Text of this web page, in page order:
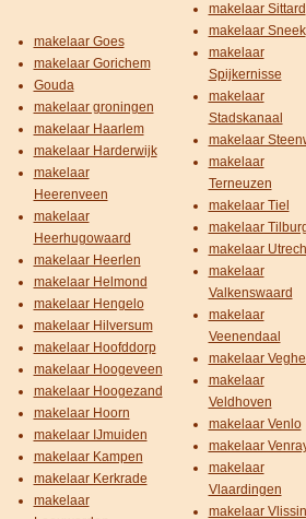
makelaar Goes
makelaar Gorichem
Gouda
makelaar groningen
makelaar Haarlem
makelaar Harderwijk
makelaar
Heerenveen
makelaar
Heerhugowaard
makelaar Heerlen
makelaar Helmond
makelaar Hengelo
makelaar Hilversum
makelaar Hoofddorp
makelaar Hoogeveen
makelaar Hoogezand
makelaar Hoorn
makelaar IJmuiden
makelaar Kampen
makelaar Kerkrade
makelaar
makelaar Sittard
makelaar Sneek
makelaar
Spijkernisse
makelaar
Stadskanaal
makelaar
makelaar
Terneuzen
makelaar Tiel
makelaar
makelaar
makelaar
Valkenswaard
makelaar
Veenendaal
makelaar Veghel
makelaar
Veldhoven
makelaar Venlo
makelaar
makelaar
Vlaardingen
makelaar